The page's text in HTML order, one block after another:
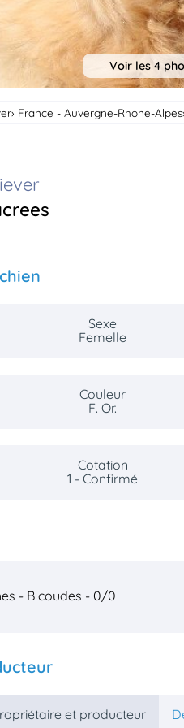
Voir les 4
France - Auvergne-Rhone-Alpes
Sexe
Femelle
Couleur
F. Or.
Cotation
1 - Confirmé
- B coudes - 0/0
et producteur